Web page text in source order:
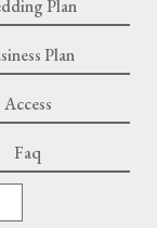
Plan
Plan
Access
Faq